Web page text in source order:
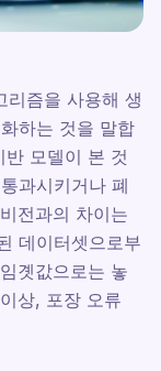
리즘을 사용해 생
하는 것을 말합
모델이 본 것
과시키거나 폐
전과의 차이는
데이터셋으로부
곗값으로는 놓
상, 포장 오류